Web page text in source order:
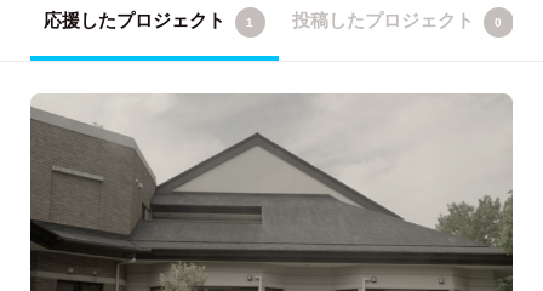
応援したプロジェクト 1 投稿したプロジェクト 0